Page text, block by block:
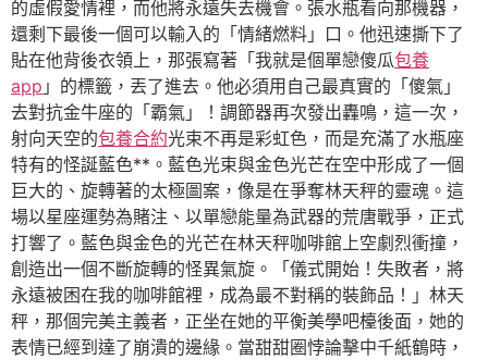
的虛假愛情裡，而他將永遠失去機會。張水瓶看向那機器，
還剩下最後一個可以輸入的「情緒燃料」口。他迅速撕下了
貼在他背後衣領上，那張寫著「我就是個單戀傻瓜包養
app 」的標籤，丟了進去。他必須用自己最真實的「傻氣」
去對抗金牛座的「霸氣」！調節器再次發出轟鳴，這一次，
射向天空的包養合約光束不再是彩虹色，而是充滿了水瓶座
特有的怪誕藍色**。藍色光束與金色光芒在空中形成了一個
巨大的、旋轉著的太極圖案，像是在爭奪林天秤的靈魂。這
場以星座運勢為賭注、以單戀能量為武器的荒唐戰爭，正式
打響了。藍色與金色的光芒在林天秤咖啡館上空劇烈衝撞，
創造出一個不斷旋轉的怪異氣旋。「儀式開始！失敗者，將
永遠被困在我的咖啡館裡，成為最不對稱的裝飾品！」林天
秤，那個完美主義者，正坐在她的平衡美學吧檯後面，她的
表情已經到達了崩潰的邊緣。當甜甜圈悖論擊中千紙鶴時，